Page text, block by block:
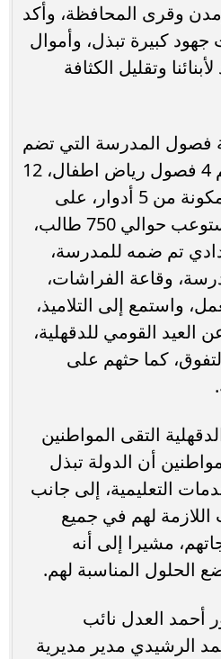
وقرى المحافظة، وأكد
جهود كبيرة تبذل، وأموال
وتقليل الكثافة
فصول المدرسة التي تضم
16 فصل دراسي، منهم 4 فصول رياض اطفال، 12
فصل تعليم ابتدائي، ومكونة من 5 أدوار، على
مساحة 1050 متر، وتستوعب حوالي 750 طالب،
تم ضمه للمدرسة،
وقاعة الفراشات،
واستمع إلى التلاميذ،
العيد القومي للدقهلية،
كما حثهم على
التقى المواطنين
أن الدولة تبذل
التعليمية، إلى جانب
لهم في جميع
مشيرا إلى أنه
الحلول المناسبة لهم.
أحمد العدل نائب
الرشيدي مدير مديرية